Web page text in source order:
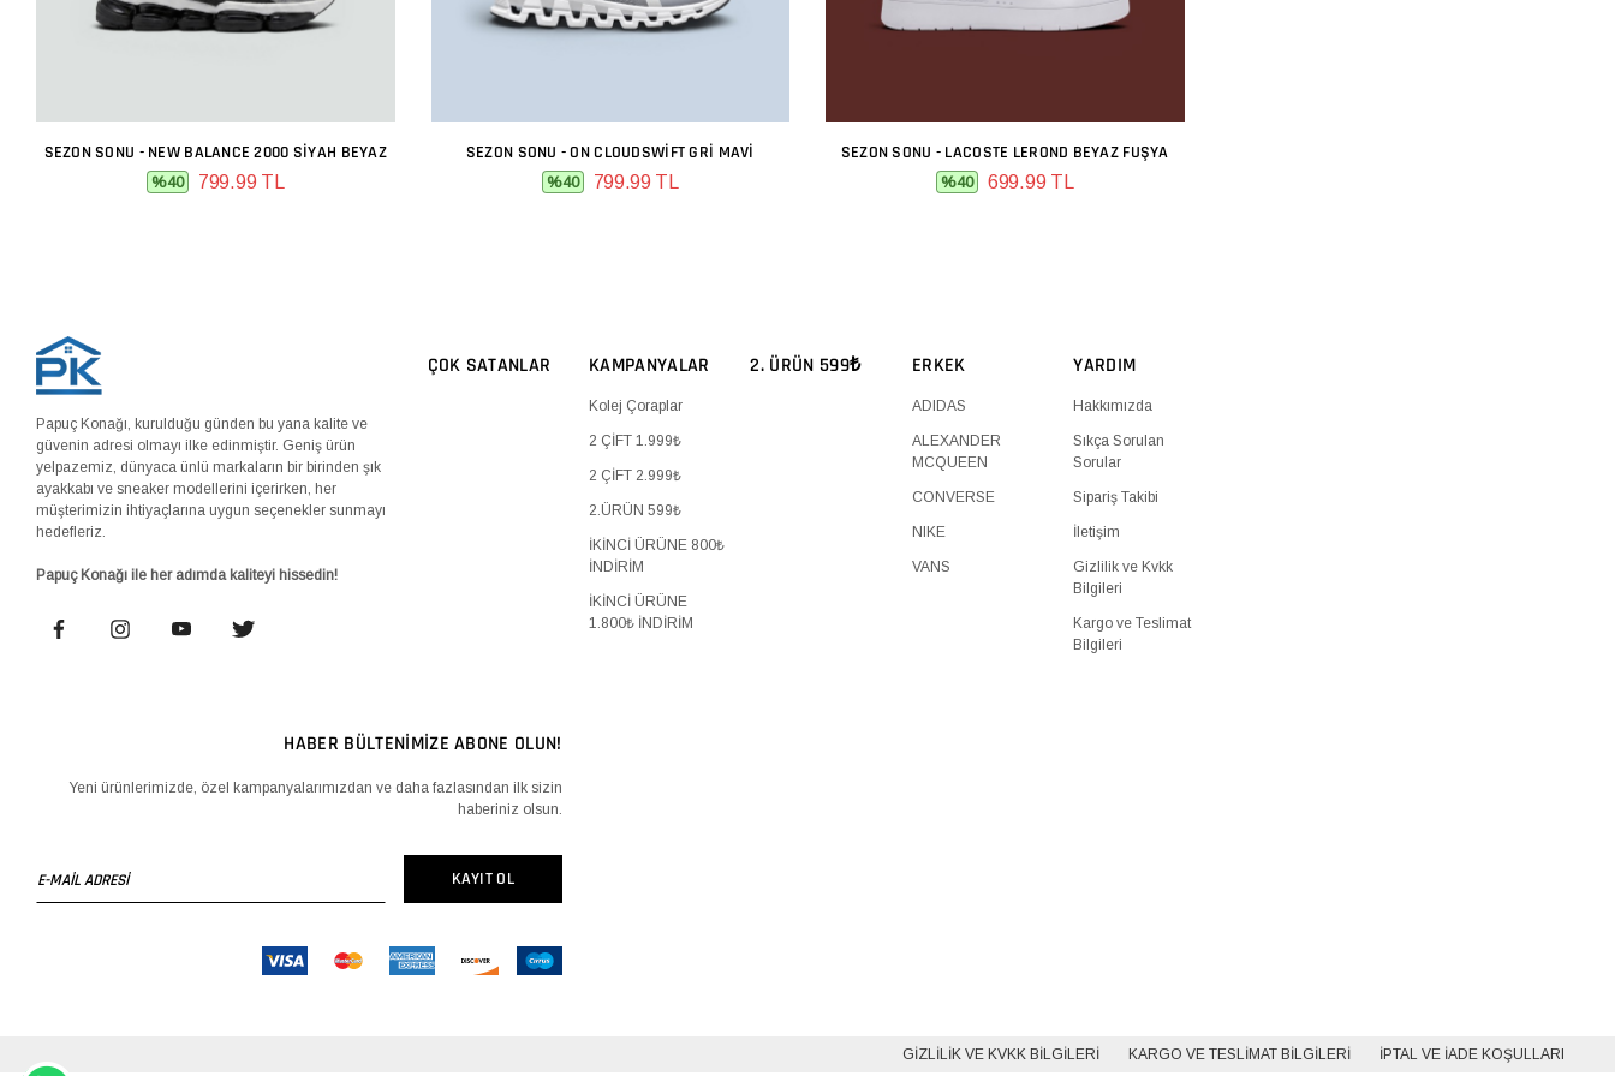
SEPETE EKLE
SEZON SONU - NEW BALANCE 2000 SIYAH BEYAZ
%40 799.99 TL
SEPETE EKLE
SEZON SONU - ON CLOUDSWIFT GRI MAVI
%40 799.99 TL
SEPETE EKLE
SEZON SONU - LACOSTE LEROND BEYAZ FUŞYA
%40 699.99 TL
Papuç Konağı, kurulduğu günden bu yana kalite ve
güvenin adresi olmayı ilke edinmiştir. Geniş ürün
yelpazemiz, dünyaca ünlü markaların bir birinden şık
ayakkabı ve sneaker modellerini içerirken, her
müşterimizin ihtiyaçlarına uygun seçenekler sunmayı
hedefleriz.
Papuç Konağı ile her adımda kaliteyi hissedin!
ÇOK SATANLAR KAMPANYALAR
Kolej Çoraplar
2 ÇİFT 1.999₺
2 ÇİFT 2.999₺
2.ÜRÜN 599₺
İKİNCİ ÜRÜNE 800₺
İNDİRİM
İKİNCİ ÜRÜNE
1.800₺ İNDİRİM
2. ÜRÜN 599₺ ERKEK
ADIDAS
ALEXANDER
MCQUEEN
CONVERSE
NIKE
VANS
YARDIM
Hakkımızda
Sıkça Sorulan
Sorular
Sipariş Takibi
İletişim
Gizlilik ve Kvkk
Bilgileri
Kargo ve Teslimat
Bilgileri
HABER BÜLTENİMİZE ABONE OLUN!
Yeni ürünlerimizde, özel kampanyalarımızdan ve daha fazlasından ilk sizin
haberiniz olsun.
MAİL
KAYIT OL
GIZLILIK VE KVKK BILGILERI KARGO VE TESLIMAT BILGILERI İPTAL VE İADE KOŞULLARI